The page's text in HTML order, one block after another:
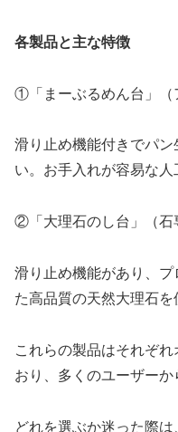
各製品と主な特徴
①「まーぶるめん台」（
滑り止め機能付きでパ
い。お手入れが容易な人
②「大理石のし台」（石
滑り止め機能があり、
た高品質の天然大理石を
これらの製品はそれぞ
おり、多くのユーザーか
どれを選ぶか迷った際